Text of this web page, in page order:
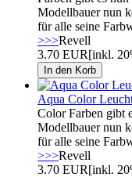
Modellbauer nun
für alle seine
>>>Revell
3.70 EUR[inkl.
Aqua Color
Color Farben gibt
Modellbauer nun
für alle seine
>>>Revell
3.70 EUR[inkl.